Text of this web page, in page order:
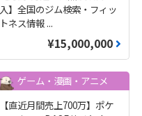
入】全国のジム検索・フィッ
トネス情報 ...
¥15,000,000
ゲーム・漫画・アニメ
【直近月間売上700万】ポケ